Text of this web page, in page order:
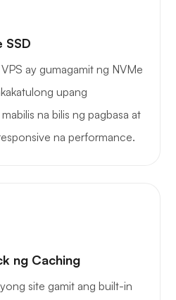
SSD
ay gumagamit ng NVMe
upang
na bilis ng pagbasa at
na performance.
ng Caching
site gamit ang built-in